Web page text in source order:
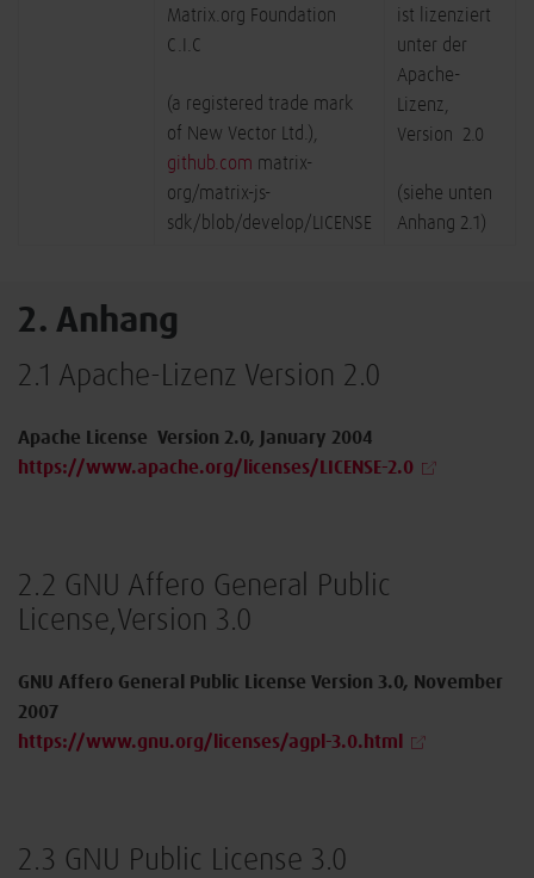
Matrix.org Foundation
C.I.C
(a registered trade mark
of New Vector Ltd.),
github.com matrix-
org/matrix-js-
sdk/blob/develop/LICENSE
ist lizenziert
unter der
Apache-
Lizenz,
Version 2.0
(siehe unten
Anhang 2.1)
2. Anhang
2.1 Apache-Lizenz Version 2.0
Apache License Version 2.0, January 2004
https://www.apache.org/licenses/LICENSE-2.0
2.2 GNU Affero General Public
License,Version 3.0
GNU Affero General Public License Version 3.0, November
2007
https://www.gnu.org/licenses/agpl-3.0.html
2.3 GNU Public License 3.0